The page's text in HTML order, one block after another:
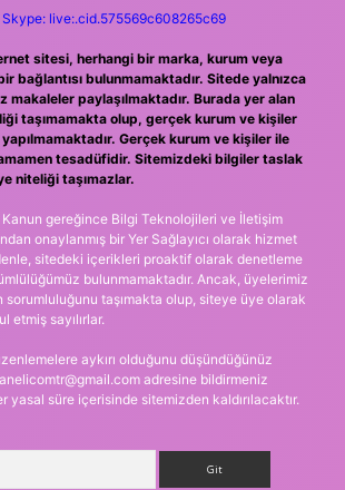
Skype: live:.cid.575569c608265c69
sitesi, herhangi bir marka, kurum veya
bağlantısı bulunmamaktadır. Sitede yalnızca
makaleler paylaşılmaktadır. Burada yer alan
taşımamakta olup, gerçek kurum ve kişiler
yapılmamaktadır. Gerçek kurum ve kişiler ile
tesadüfidir. Sitemizdeki bilgiler taslak
niteliği taşımazlar.
Kanun gereğince Bilgi Teknolojileri ve İletişim
onaylanmış bir Yer Sağlayıcı olarak hizmet
sitedeki içerikleri proaktif olarak denetleme
bulunmamaktadır. Ancak, üyelerimiz
sorumluluğunu taşımakta olup, siteye üye olarak
etmiş sayılırlar.
aykırı olduğunu düşündüğünüz
adresine bildirmeniz
yasal süre içerisinde sitemizden kaldırılacaktır.